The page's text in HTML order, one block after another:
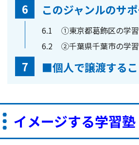
6
このジャンルのサ
6.1
①東京都葛飾区の学
6.2
②千葉県千葉市の学
7 ■個人で譲渡する
イメージする学習塾